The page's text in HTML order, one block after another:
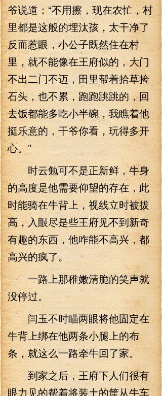
爷说道：“不用擦，现在农忙，村
里都是这般的埋汰孩，太干净了
反而惹眼，小公子既然住在村
里，就不能像在王府似的，大门
不出二门不迈，田里帮着拾草捡
石头，也不累，跑跑跳跳的，回
去饭都能多吃小半碗，我瞧着他
挺乐意的，干爷你看，玩得多开
心。”
时云勉可不是正新鲜，牛身
的高度是他需要仰望的存在，此
时能骑在牛背上，视线立时被拔
高，入眼尽是些王府见不到新奇
有趣的东西，他咋能不高兴，都
高兴的疯了。
一路上那稚嫩清脆的笑声就
没停过。
闫玉不时瞄两眼将他固定在
牛背上绑在他两条小腿上的布
条，就这么一路牵牛回了家。
到家之后，王府下人们很有
眼力见的帮着将装土的筐从牛车